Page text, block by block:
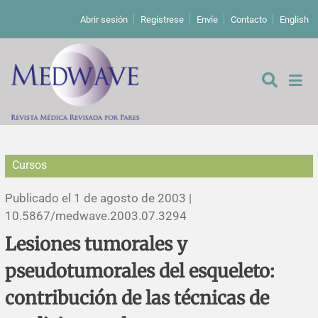
Abrir sesión Regístrese Envíe Contacto English
De los editores
Editoriales
Comentarios
Cartas a los editores
Estudios originales
Estudios cualitativos
Análisis
Cursos
Publicado el 1 de agosto de 2003 |
10.5867/medwave.2003.07.3294
Lesiones tumorales y
pseudotumorales del esqueleto:
contribución de las técnicas de